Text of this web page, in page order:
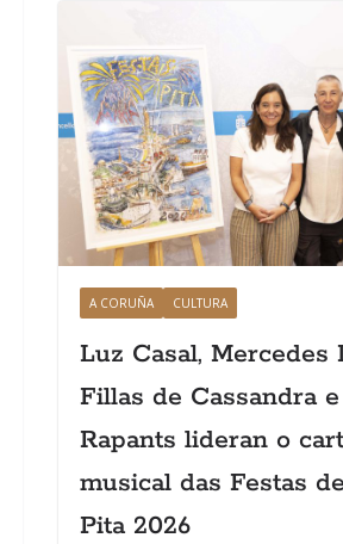
A CORUÑA CULTURA
Luz Casal, Mercedes
Fillas de Cassandra
Rapants lideran o
musical das Festas
Pita 2026